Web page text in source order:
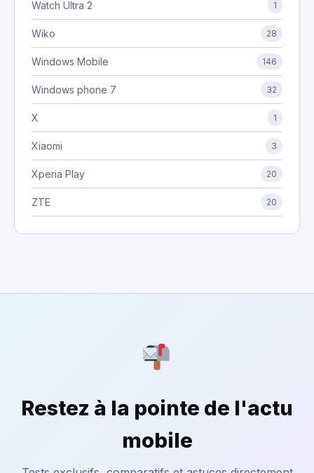
Watch Ultra 2 1
Wiko 28
Windows Mobile 146
Windows phone 7 32
X 1
Xiaomi 3
Xperia Play 20
ZTE 20
Restez à la pointe de l'actu
mobile